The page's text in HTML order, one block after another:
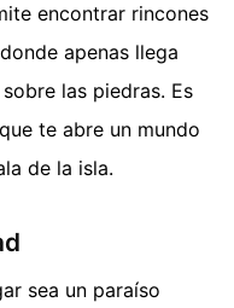
encontrar rincones
apenas llega
las piedras. Es
que te abre un mundo
de la isla.
sea un paraíso